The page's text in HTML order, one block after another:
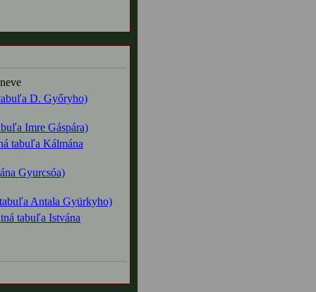
D. Győryho)
Imre Gáspára)
tabuľa Kálmána
Gyurcsóa)
Antala Gyürkyho)
tabuľa Istvána